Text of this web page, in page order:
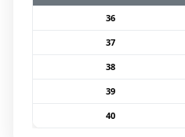
36
37
38
39
40